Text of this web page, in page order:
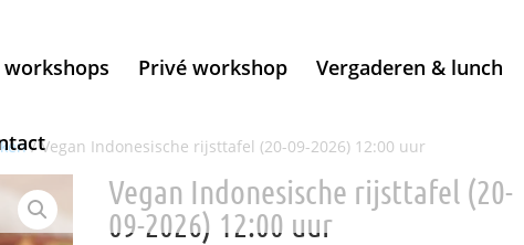
Privé workshop Vergaderen & lunch
/ Vegan Indonesische rijsttafel (20-09-2026) 12:00 uur
Vegan Indonesische rijsttafel (20-
09-2026) 12:00 uur